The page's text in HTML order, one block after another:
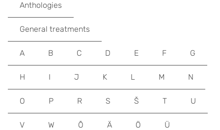
Anthologies
General treatments
A B C D E F G
H I J K L M N
O P R S Š T U
V W Õ Ä Ö Ü